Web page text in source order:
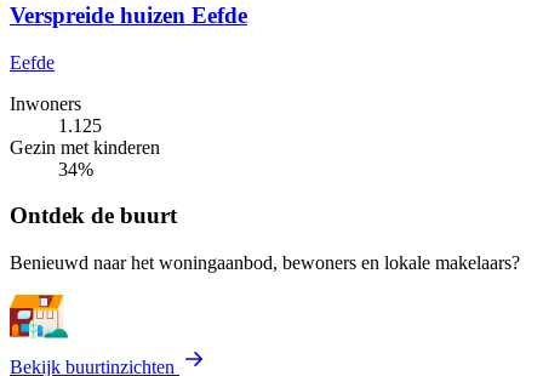
Verspreide huizen Eefde
Eefde
Inwoners
1.125
Gezin met kinderen
34%
Ontdek de buurt
Benieuwd naar het woningaanbod, bewoners en lokale makelaars?
Bekijk buurtinzichten